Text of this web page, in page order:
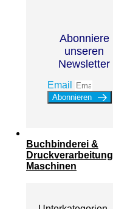
Abonniere
unseren
Newsletter
Email
Abonnieren
Buchbinderei &
Druckverarbeitung
Maschinen